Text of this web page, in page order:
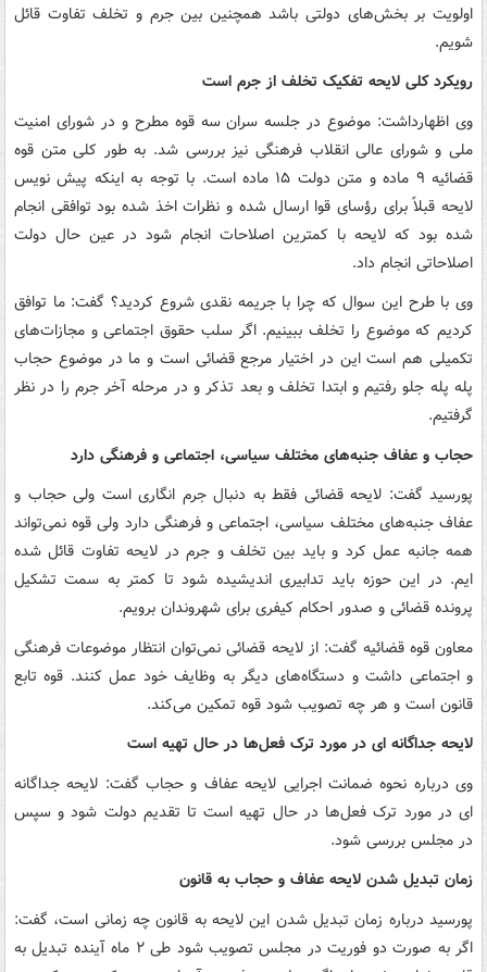
اولویت بر بخش‌های دولتی باشد همچنین بین جرم و تخلف تفاوت قائل
شویم.
رویکرد کلی لایحه تفکیک تخلف از جرم است
وی اظهارداشت: موضوع در جلسه سران سه قوه مطرح و در شورای امنیت
ملی و شورای عالی انقلاب فرهنگی نیز بررسی شد. به طور کلی متن قوه
قضائیه ۹ ماده و متن دولت ۱۵ ماده است. با توجه به اینکه پیش نویس
لایحه قبلاً برای رؤسای قوا ارسال شده و نظرات اخذ شده بود توافقی انجام
شده بود که لایحه با کمترین اصلاحات انجام شود در عین حال دولت
اصلاحاتی انجام داد.
وی با طرح این سوال که چرا با جریمه نقدی شروع کردید؟ گفت: ما توافق
کردیم که موضوع را تخلف ببینیم. اگر سلب حقوق اجتماعی و مجازات‌های
تکمیلی هم است این در اختیار مرجع قضائی است و ما در موضوع حجاب
پله پله جلو رفتیم و ابتدا تخلف و بعد تذکر و در مرحله آخر جرم را در نظر
گرفتیم.
حجاب و عفاف جنبه‌های مختلف سیاسی، اجتماعی و فرهنگی دارد
پورسید گفت: لایحه قضائی فقط به دنبال جرم انگاری است ولی حجاب و
عفاف جنبه‌های مختلف سیاسی، اجتماعی و فرهنگی دارد ولی قوه نمی‌تواند
همه جانبه عمل کرد و باید بین تخلف و جرم در لایحه تفاوت قائل شده
ایم‌. در این حوزه باید تدابیری اندیشیده شود تا کمتر به سمت تشکیل
پرونده قضائی و صدور احکام کیفری برای شهروندان برویم.
معاون قوه قضائیه گفت: از لایحه قضائی نمی‌توان انتظار موضوعات فرهنگی
و اجتماعی داشت و دستگاه‌های دیگر به وظایف خود عمل کنند. قوه تابع
قانون است و هر چه تصویب شود قوه تمکین می‌کند.
لایحه جداگانه ای در مورد ترک فعل‌ها در حال تهیه است
وی درباره نحوه ضمانت اجرایی لایحه عفاف و حجاب گفت: لایحه جداگانه
ای در مورد ترک فعل‌ها در حال تهیه است تا تقدیم دولت شود و سپس
در مجلس بررسی شود.
زمان تبدیل شدن لایحه عفاف و حجاب به قانون
پورسید درباره زمان تبدیل شدن این لایحه به قانون چه زمانی است، گفت:
اگر به صورت دو فوریت در مجلس تصویب شود طی ۲ ماه آینده تبدیل به